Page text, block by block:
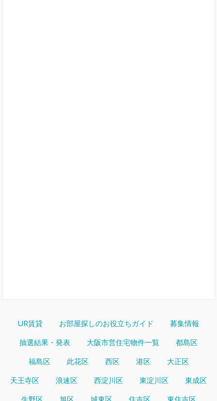
UR賃貸 お部屋探しのお役立ちガイド 募集情報
抽選結果・発表 大阪市営住宅物件一覧 都島区
福島区 此花区 西区 港区 大正区
天王寺区 浪速区 西淀川区 東淀川区 東成区